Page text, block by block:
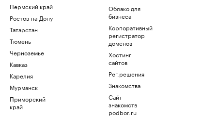
Пермский край
Ростов-на-Дону
Татарстан
Тюмень
Черноземье
Кавказ
Карелия
Мурманск
Приморский
край
Облако для
бизнеса
Корпоративный
регистратор
доменов
Хостинг
сайтов
Рег.решения
Знакомства
Сайт
знакомств
podbor.ru